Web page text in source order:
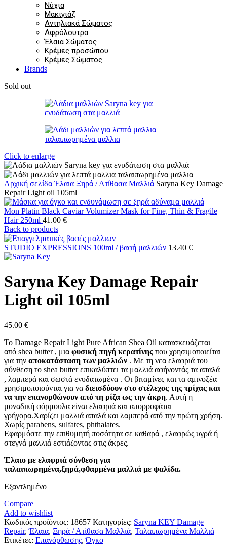
Νύχια
Μακιγιάζ
Αντηλιακά Σώματος
Αφρόλουτρα
Έλαια Σώματος
Κρέμες προσώπου
Κρέμες Σώματος
Brands
Sold out
Click to enlarge
Αρχική σελίδαΈλαια Ξηρά / Ατίθασα Μαλλιά Saryna Key Damage
Repair Light oil 105ml
Mon Platin Black Caviar Volumizer Mask for Fine, Thin & Fragile
Hair 250ml 41.00 €
Back to products
STUDIO EXPRESSIONS 100ml / βαφή μαλλιών 13.40 €
Saryna Key Damage Repair
Light oil 105ml
45.00 €
Το Damage Repair Light Pure African Shea Oil κατασκευάζεται
από shea butter , μια φυσική πηγή κερατίνης που χρησιμοποιείται
για την αποκατάσταση των μαλλιών . Με τη νεα ελαφριά του
σύνθεση το shea butter επικαλύπτει τα μαλλιά αφήνοντάς τα απαλά
, λαμπερά και σωστά ενυδατωμένα . Οι βιταμίνες και τα αμινοξέα
χρησιμοποιούνται για να διεισδύουν στο στέλεχος της τρίχας και
να την επανορθώνουν από τη ρίζα ως την άκρη. Αυτή η
μοναδική φόρμουλα είναι ελαφριά και απορροφάται
γρήγορα.Χαρίζει μαλλιά απαλά και λαμπερά από την πρώτη χρήση.
Χωρίς parabens, sulfates, phthalates.
Εφαρμόστε την επιθυμητή ποσότητα σε καθαρά , ελαφρώς υγρά ή
στεγνά μαλλιά εστιάζοντας στις άκρες.
Έλαιο με ελαφριά σύνθεση για
ταλαιπωρημένα,ξηρά,φθαρμένα μαλλιά με ψαλίδα.
Εξαντλημένο
Compare
Add to wishlist
Κωδικός προϊόντος: 18657 Κατηγορίες: Saryna KEY Damage
Repair, Έλαια, Ξηρά / Ατίθασα Μαλλιά, Ταλαιπωρημένα Μαλλιά
Ετικέτες: Επανόρθωσης, Όγκο